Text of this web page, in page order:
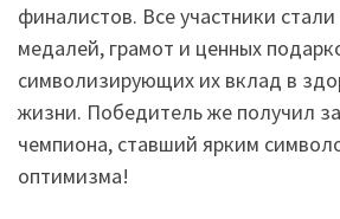
финалистов. Все участники
медалей, грамот и ценных
символизирующих их вклад в
жизни. Победитель же получил
чемпиона, ставший ярким
оптимизма!